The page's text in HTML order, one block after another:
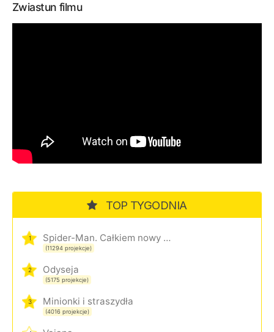
Zwiastun filmu
TOP TYGODNIA
1 Spider-Man. Całkiem nowy dzień
(11294 projekcje)
2 Odyseja
(5175 projekcje)
3 Minionki i straszydła
(4016 projekcje)